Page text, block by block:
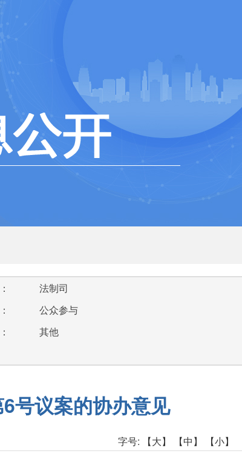
法制司
公众参与
其他
号议案的协办意见
字号: 【大】 【中】 【小】